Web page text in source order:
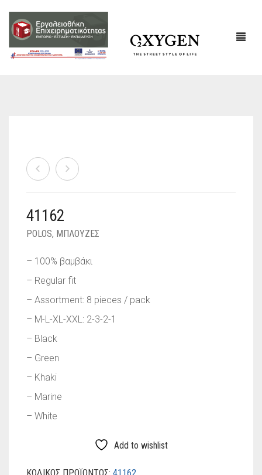
41162
POLOS, ΜΠΛΟΥΖΕΣ
– 100% βαμβάκι
– Regular fit
– Assortment: 8 pieces / pack
– M-L-XL-XXL: 2-3-2-1
– Black
– Green
– Khaki
– Marine
– White
Add to wishlist